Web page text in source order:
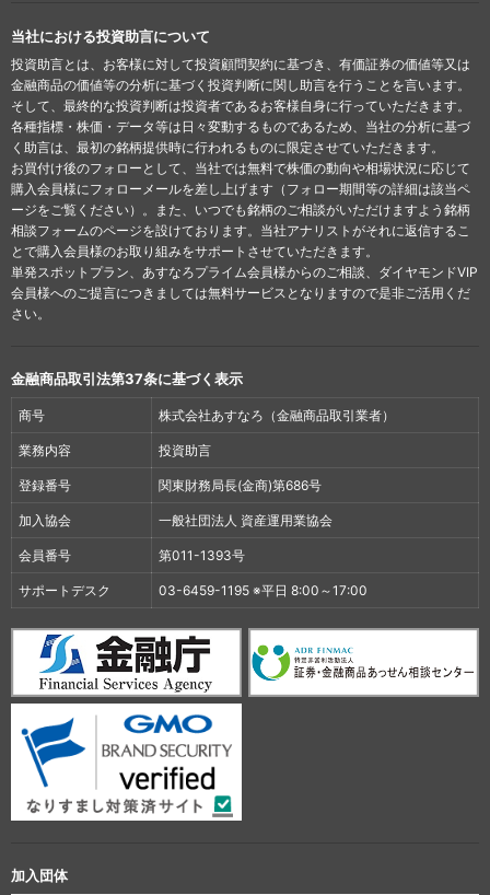
当社における投資助言について
投資助言とは、お客様に対して投資顧問契約に基づき、有価証券の価値等又は
金融商品の価値等の分析に基づく投資判断に関し助言を行うことを言います。
そして、最終的な投資判断は投資者であるお客様自身に行っていただきます。
各種指標・株価・データ等は日々変動するものであるため、当社の分析に基づ
く助言は、最初の銘柄提供時に行われるものに限定させていただきます。
お買付け後のフォローとして、当社では無料で株価の動向や相場状況に応じて
購入会員様にフォローメールを差し上げます（フォロー期間等の詳細は該当ペ
ージをご覧ください）。また、いつでも銘柄のご相談がいただけますよう銘柄
相談フォームのページを設けております。当社アナリストがそれに返信するこ
とで購入会員様のお取り組みをサポートさせていただきます。
単発スポットプラン、あすなろプライム会員様からのご相談、ダイヤモンドVIP
会員様へのご提言につきましては無料サービスとなりますので是非ご活用くだ
さい。
金融商品取引法第37条に基づく表示
商号 株式会社あすなろ（金融商品取引業者）
業務内容 投資助言
登録番号 関東財務局長(金商)第686号
加入協会 一般社団法人 資産運用業協会
会員番号 第011-1393号
サポートデスク 03-6459-1195 ※平日 8:00～17:00
加入団体